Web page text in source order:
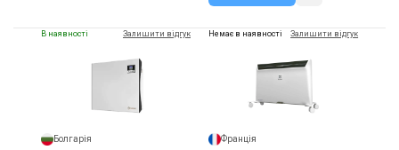
В наявності Залишити відгук
Болгарія
Немає в наявності Залишити відгук
Франція